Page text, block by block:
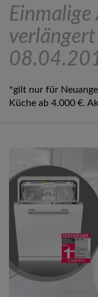
*gilt nur für
Küche ab 4.000 €.